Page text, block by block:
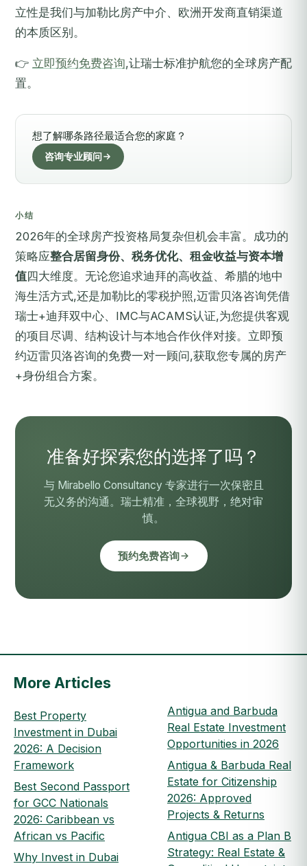
立性是我们与加勒比房产中介、欧洲开发商直销渠道
的本质区别。
👉 立即预约免费咨询,让瑞士标准护航您的全球房产配
置。
想了解哪条路径最适合您的家庭？
咨询专业顾问
小结
2026年的全球房产投资格局复杂但机会丰富。成功的
策略应整合居留身份、税务优化、租金收益与资本增
值四大维度。无论您追求迪拜的高收益、希腊的地中
海生活方式,还是加勒比的零税护照,迈雷贝洛咨询凭借
瑞士+迪拜双中心、IMC与ACAMS认证,为您提供客观
的项目尽调、结构设计与本地合作伙伴对接。 立即预
约迈雷贝洛咨询的免费一对一顾问,获取您专属的房产
+身份组合方案。
准备好探索您的选择了吗？
与 Mirabello Consultancy 专家进行一次保密且
无义务的沟通。瑞士精准，全球视野，绝对审
慎。
预约免费咨询
More Articles
Best Property
Investment in Dubai
2026: A Decision
Framework
Best Second Passport
for GCC Nationals
2026: Caribbean vs
African vs Pacific
Why Invest in Dubai
Antigua and Barbuda
Real Estate Investment
Opportunities in 2026
Antigua & Barbuda Real
Estate for Citizenship
2026: Approved
Projects & Returns
Antigua CBI as a Plan B
Strategy: Real Estate &